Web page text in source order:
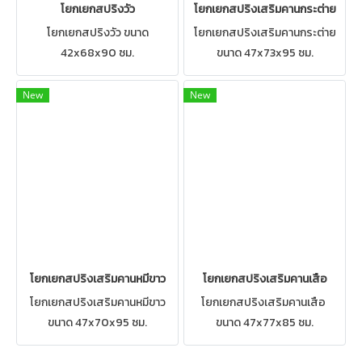
โยกเยกสปริงวัว
โยกเยกสปริงวัว ขนาด
42x68x90 ซม.
โยกเยกสปริงเสริมคานกระต่าย
โยกเยกสปริงเสริมคานกระต่าย
ขนาด 47x73x95 ซม.
New
โยกเยกสปริงเสริมคานหมีขาว
โยกเยกสปริงเสริมคานหมีขาว
ขนาด 47x70x95 ซม.
New
โยกเยกสปริงเสริมคานเสือ
โยกเยกสปริงเสริมคานเสือ
ขนาด 47x77x85 ซม.